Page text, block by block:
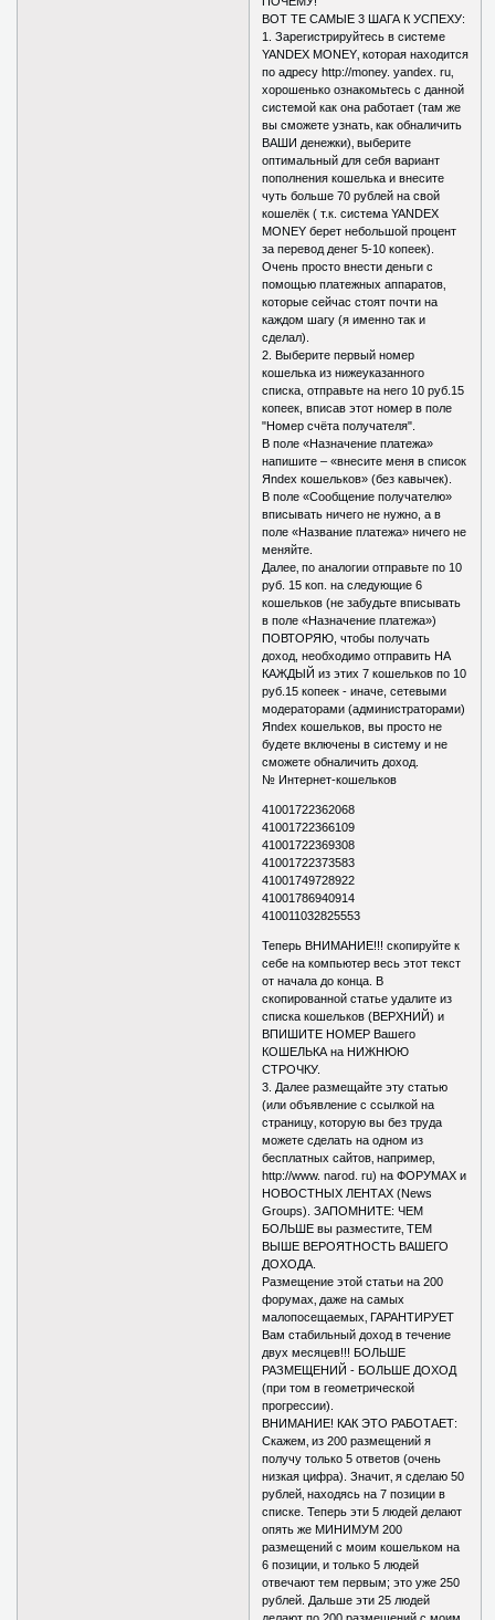
ВОТ ТЕ САМЫЕ 3 ШАГА К УСПЕХУ:
1. Зарегистрируйтесь в системе
YANDEX MONEY‚ которая находится
по адресу http://money. yandex. ru‚
хорошенько ознакомьтесь с данной
системой как она работает (там же
вы сможете узнать‚ как обналичить
ВАШИ денежки)‚ выберите
оптимальный для себя вариант
пополнения кошелька и внесите
чуть больше 70 рублей на свой
кошелёк ( т.к. система YANDEX
MONEY берет небольшой процент
за перевод денег 5-10 копеек).
Очень просто внести деньги с
помощью платежных аппаратов‚
которые сейчас стоят почти на
каждом шагу (я именно так и
сделал).
2. Выберите первый номер
кошелька из нижеуказанного
списка, отправьте на него 10 руб.15
копеек, вписав этот номер в поле
"Номер счёта получателя".
В поле «Назначение платежа»
напишите – «внесите меня в список
Яndex кошельков» (без кавычек).
В поле «Сообщение получателю»
вписывать ничего не нужно, а в
поле «Название платежа» ничего не
меняйте.
Далее‚ по аналогии отправьте по 10
руб. 15 коп. на следующие 6
кошельков (не забудьте вписывать
в поле «Назначение платежа»)
ПОВТОРЯЮ, чтобы получать
доход, необходимо отправить НА
КАЖДЫЙ из этих 7 кошельков по 10
руб.15 копеек - иначе, сетевыми
модераторами (администраторами)
Яndex кошельков, вы просто не
будете включены в систему и не
сможете обналичить доход.
№ Интернет-кошельков
41001722362068
41001722366109
41001722369308
41001722373583
41001749728922
41001786940914
410011032825553
Теперь ВНИМАНИЕ!!! скопируйте к
себе на компьютер весь этот текст
от начала до конца. В
скопированной статье удалите из
списка кошельков (ВЕРХНИЙ) и
ВПИШИТЕ НОМЕР Вашего
КОШЕЛЬКА на НИЖНЮЮ
СТРОЧКУ.
3. Далее размещайте эту статью
(или объявление с ссылкой на
страницу‚ которую вы без труда
можете сделать на одном из
бесплатных сайтов‚ например‚
http://www. narod. ru) на ФОРУМАХ и
НОВОСТНЫХ ЛЕНТАХ (News
Groups). ЗАПОМНИТЕ: ЧЕМ
БОЛЬШЕ вы разместите‚ ТЕМ
ВЫШЕ ВЕРОЯТНОСТЬ ВАШЕГО
ДОХОДА.
Размещение этой статьи на 200
форумах‚ даже на самых
малопосещаемых‚ ГАРАНТИРУЕТ
Вам стабильный доход в течение
двух месяцев!!! БОЛЬШЕ
РАЗМЕЩЕНИЙ - БОЛЬШЕ ДОХОД
(при том в геометрической
прогрессии).
ВНИМАНИЕ! КАК ЭТО РАБОТАЕТ:
Скажем‚ из 200 размещений я
получу только 5 ответов (очень
низкая цифра). Значит‚ я сделаю 50
рублей‚ находясь на 7 позиции в
списке. Теперь эти 5 людей делают
опять же МИНИМУМ 200
размещений с моим кошельком на
6 позиции‚ и только 5 людей
отвечают тем первым; это уже 250
рублей. Дальше эти 25 людей